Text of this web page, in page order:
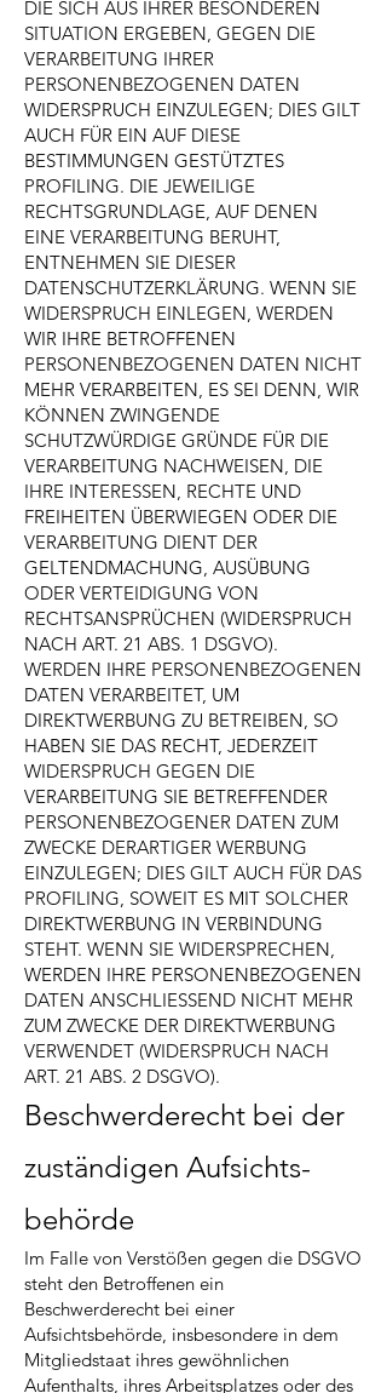
DIE SICH AUS IHRER BESONDEREN
SITUATION ERGEBEN, GEGEN DIE
VERARBEITUNG IHRER
PERSONENBEZOGENEN DATEN
WIDERSPRUCH EINZULEGEN; DIES GILT
AUCH FÜR EIN AUF DIESE
BESTIMMUNGEN GESTÜTZTES
PROFILING. DIE JEWEILIGE
RECHTSGRUNDLAGE, AUF DENEN
EINE VERARBEITUNG BERUHT,
ENTNEHMEN SIE DIESER
DATENSCHUTZERKLÄRUNG. WENN SIE
WIDERSPRUCH EINLEGEN, WERDEN
WIR IHRE BETROFFENEN
PERSONENBEZOGENEN DATEN NICHT
MEHR VERARBEITEN, ES SEI DENN, WIR
KÖNNEN ZWINGENDE
SCHUTZWÜRDIGE GRÜNDE FÜR DIE
VERARBEITUNG NACHWEISEN, DIE
IHRE INTERESSEN, RECHTE UND
FREIHEITEN ÜBERWIEGEN ODER DIE
VERARBEITUNG DIENT DER
GELTENDMACHUNG, AUSÜBUNG
ODER VERTEIDIGUNG VON
RECHTSANSPRÜCHEN (WIDERSPRUCH
NACH ART. 21 ABS. 1 DSGVO).
WERDEN IHRE PERSONENBEZOGENEN
DATEN VERARBEITET, UM
DIREKTWERBUNG ZU BETREIBEN, SO
HABEN SIE DAS RECHT, JEDERZEIT
WIDERSPRUCH GEGEN DIE
VERARBEITUNG SIE BETREFFENDER
PERSONENBEZOGENER DATEN ZUM
ZWECKE DERARTIGER WERBUNG
EINZULEGEN; DIES GILT AUCH FÜR DAS
PROFILING, SOWEIT ES MIT SOLCHER
DIREKTWERBUNG IN VERBINDUNG
STEHT. WENN SIE WIDERSPRECHEN,
WERDEN IHRE PERSONENBEZOGENEN
DATEN ANSCHLIESSEND NICHT MEHR
ZUM ZWECKE DER DIREKTWERBUNG
VERWENDET (WIDERSPRUCH NACH
ART. 21 ABS. 2 DSGVO).
Beschwerde­recht bei der
zuständigen Aufsichts­
behörde
Im Falle von Verstößen gegen die DSGVO
steht den Betroffenen ein
Beschwerderecht bei einer
Aufsichtsbehörde, insbesondere in dem
Mitgliedstaat ihres gewöhnlichen
Aufenthalts, ihres Arbeitsplatzes oder des